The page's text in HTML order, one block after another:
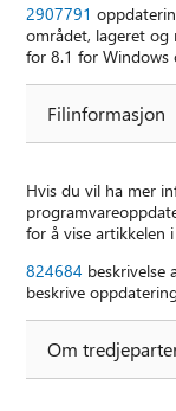
2907791
området, lageret og
for 8.1 for Windows
Filinformasjon
Hvis du vil ha mer
for å vise artikkelen
824684 beskrivelse
beskrive
Om